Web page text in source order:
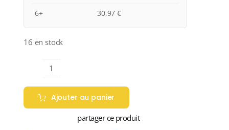
6+
30,97€
16 en stock
quantité
de
Domaine
du
Ajouter au panier
partager ce produit